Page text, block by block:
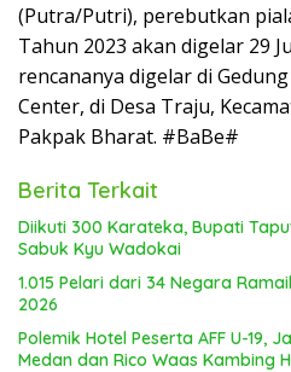
(Putra/Putri), perebutkan
Tahun 2023 akan digelar 29
rencananya digelar di
Center, di Desa Traju,
Pakpak Bharat. #BaBe#
Berita Terkait
Diikuti 300 Karateka, Bupati
Sabuk Kyu Wadokai
1.015 Pelari dari 34 Negara
2026
Polemik Hotel Peserta AFF U-19,
Medan dan Rico Waas Kambing